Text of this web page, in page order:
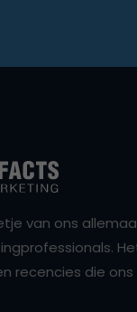
van ons
recencies die